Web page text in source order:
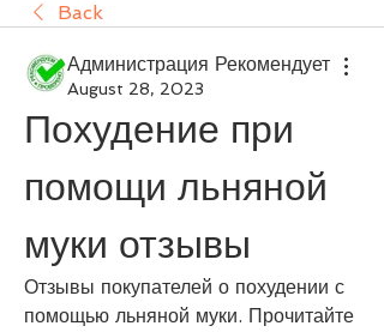
Back
Администрация Рекомендует
August 28, 2023
Похудение при
помощи льняной
муки отзывы
Отзывы покупателей о похудении с
помощью льняной муки. Прочитайте